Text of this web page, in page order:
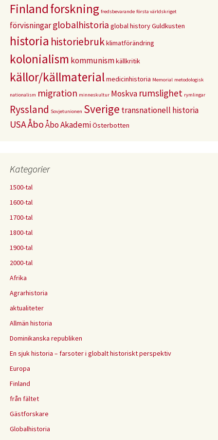
Finlandforskning fredsbevarande första världskriget
förvisningarglobalhistoria global historyGuldkusten
historia historiebrukklimatförändring
kolonialism kommunismkällkritik
källor/källmaterialmedicinhistoria Memorial metodologisk
nationalism migration minneskultur Moskva rumslighet rymlingar
Ryssland Sovjetunionen Sverige transnationell historia
USAÅboÅbo AkademiÖsterbotten
Kategorier
1500-tal
1600-tal
1700-tal
1800-tal
1900-tal
2000-tal
Afrika
Agrarhistoria
aktualiteter
Allmän historia
Dominikanska republiken
En sjuk historia – farsoter i globalt historiskt perspektiv
Europa
Finland
från fältet
Gästforskare
Globalhistoria